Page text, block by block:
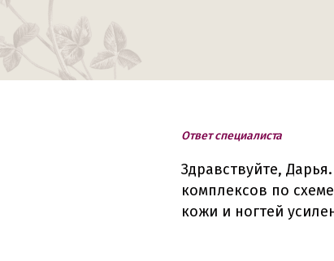
Ответ специалиста
Здравствуйте,
комплексов по
кожи и ногтей